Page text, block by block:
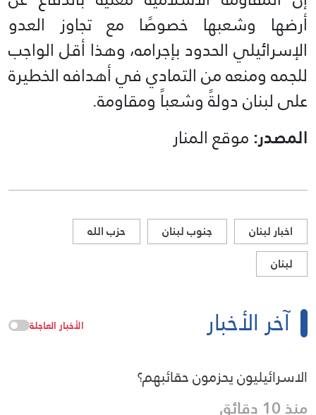
أرضها وشعبها خصوصًا مع تجاوز العدو
الإسرائيلي الحدود بإجرامه، وهذا أقل الواجب
للجمه ومنعه من التمادي في أهدافه الخطيرة
على لبنان دولةً وشعباً ومقاومة.
المصدر:موقع المنار
اخبار لبنان جنوب لبنان
حزب الله
لبنان
آخر الأخبار الأخبار العاجلة
الاسرائيليون يحزمون حقائبهم؟
منذ 10 دقائق